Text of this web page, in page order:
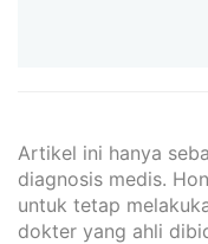
Artikel ini hanya
diagnosis medis.
untuk tetap
dokter yang ahli